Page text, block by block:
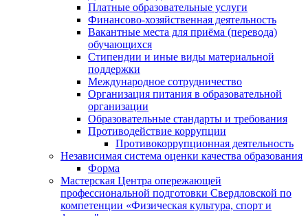
Платные образовательные услуги
Финансово-хозяйственная деятельность
Вакантные места для приёма (перевода)
обучающихся
Стипендии и иные виды материальной
поддержки
Международное сотрудничество
Организация питания в образовательной
организации
Образовательные стандарты и требования
Противодействие коррупции
Противокоррупционная деятельность
Независимая система оценки качества образования
Форма
Мастерская Центра опережающей
профессиональной подготовки Свердловской по
компетенции «Физическая культура, спорт и